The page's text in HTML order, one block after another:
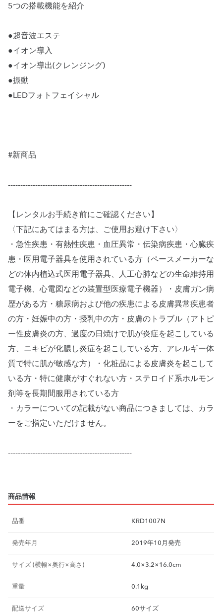
5つの搭載機能を紹介
●超音波エステ
●イオン導入
●イオン導出(クレンジング)
●振動
●LEDフォトフェイシャル
#新商品
--------------------------------------------------
【レンタルお手続き前にご確認ください】
〈下記にあてはまる方は、ご使用お避け下さい〉
・急性疾患・有熱性疾患・血圧異常・伝染病疾患・心臓疾
患・医用電子器具を使用されている方（ペースメーカーな
どの体内植込式医用電子器具、人工心肺などの生命維持用
電子機、心電図などの装置型医療電子機器）・皮膚ガン病
歴がある方・糖尿病および他の疾患による皮膚異常疾患者
の方・妊娠中の方・授乳中の方・皮膚のトラブル（アトピ
ー性皮膚炎の方、過度の日焼けで肌が炎症を起こしている
方、ニキビが化膿し炎症を起こしている方、アレルギー体
質で特に肌が敏感な方）・化粧品による皮膚炎を起こして
いる方・特に健康がすぐれない方・ステロイド系ホルモン
剤等を長期間服用されている方
・カラーについての記載がない商品につきましては、カラ
ーをご指定いただけません。
--------------------------------------------------
商品情報
品番 KRD1007N
発売年月 2019年10月発売
サイズ (横幅×奥行×高さ) 4.0×3.2×16.0cm
重量 0.1kg
配送サイズ 60サイズ